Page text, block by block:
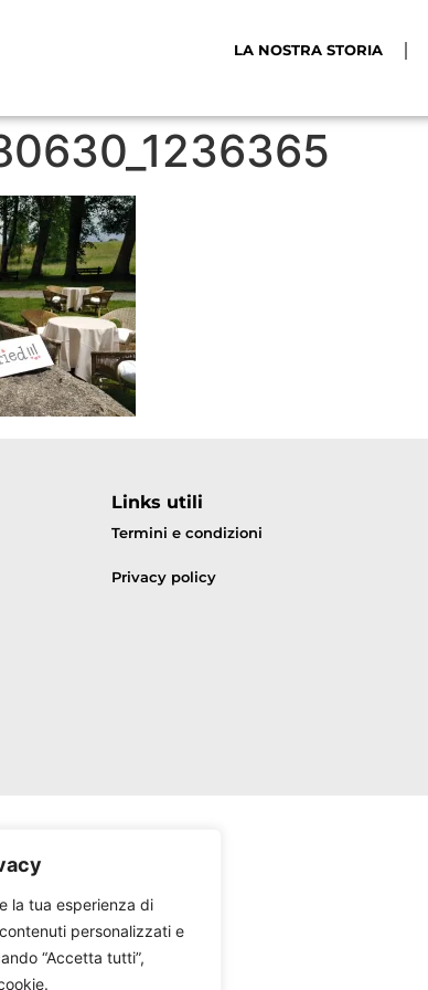
la tua esperienza di
personalizzati e
“Accetta tutti”,
LA NOSTRA STORIA
Links utili
Termini e condizioni
Privacy policy